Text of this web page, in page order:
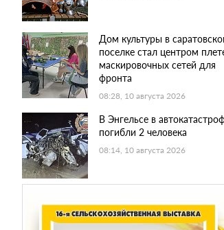
Дом культуры в
поселке стал центром
маскировочных сетей для
фронта
08:28, 10 августа 2026
В Энгельсе в
погибли 2 человека
08:14, 10 августа 2026